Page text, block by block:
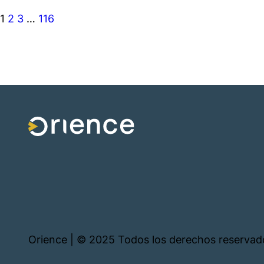
1 2 3 … 116
Orience | © 2025 Todos los derechos